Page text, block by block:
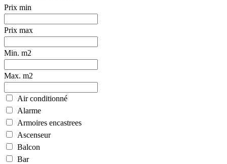
Prix min
Prix max
Min. m2
Max. m2
Air conditionné
Alarme
Armoires encastrees
Ascenseur
Balcon
Bar